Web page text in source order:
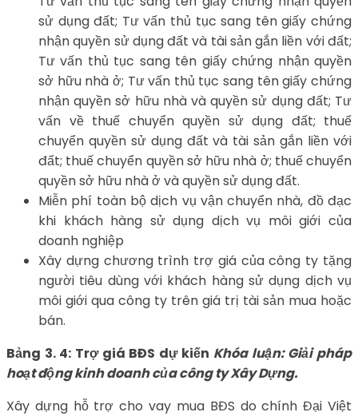
sử dụng đất; Tư vấn thủ tục sang tên giấy chứng
nhận quyền sử dụng đất và tài sản gắn liền với đất;
Tư vấn thủ tục sang tên giấy chứng nhận quyền
sở hữu nhà ở; Tư vấn thủ tục sang tên giấy chứng
nhận quyền sở hữu nhà và quyền sử dụng đất; Tư
vấn về thuế chuyển quyền sử dụng đất; thuế
chuyển quyền sử dụng đất và tài sản gắn liền với
đất; thuế chuyển quyền sở hữu nhà ở; thuế chuyển
quyền sở hữu nhà ở và quyền sử dụng đất.
Miễn phí toàn bộ dịch vụ vận chuyển nhà, đồ đạc
khi khách hàng sử dụng dịch vụ môi giới của
doanh nghiệp
Xây dựng chương trình trợ giá của công ty tặng
người tiêu dùng với khách hàng sử dụng dịch vụ
môi giới qua công ty trên giá trị tài sản mua hoặc
bán.
Bảng 3. 4: Trợ giá BĐS dự kiến Khóa luận: Giải pháp
hoạt động kinh doanh của công ty Xây Dựng.
Xây dựng hỗ trợ cho vay mua BĐS do chính Đại Việt